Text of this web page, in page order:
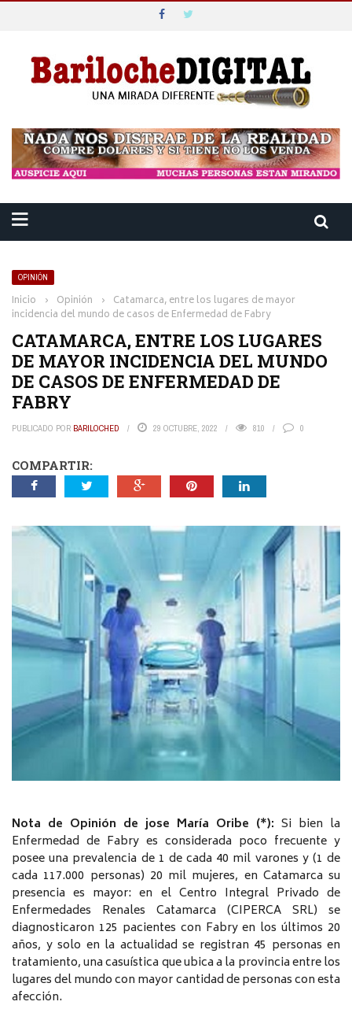
OPINIÓN
Inicio › Opinión › Catamarca, entre los lugares de mayor
incidencia del mundo de casos de Enfermedad de Fabry
CATAMARCA, ENTRE LOS LUGARES
DE MAYOR INCIDENCIA DEL MUNDO
DE CASOS DE ENFERMEDAD DE
FABRY
PUBLICADO POR BARILOCHED 29 OCTUBRE, 2022 810 0
COMPARTIR:
Nota de Opinión de jose María Oribe (*): Si bien la
Enfermedad de Fabry es considerada poco frecuente y
posee una prevalencia de 1 de cada 40 mil varones y (1 de
cada 117.000 personas) 20 mil mujeres, en Catamarca su
presencia es mayor: en el Centro Integral Privado de
Enfermedades Renales Catamarca (CIPERCA SRL) se
diagnosticaron 125 pacientes con Fabry en los últimos 20
años, y solo en la actualidad se registran 45 personas en
tratamiento, una casuística que ubica a la provincia entre los
lugares del mundo con mayor cantidad de personas con esta
afección.